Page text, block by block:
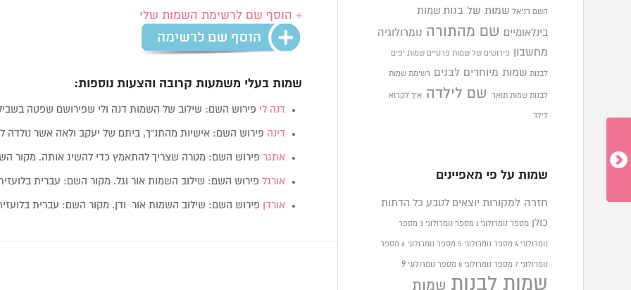
+ הוסף שם לרשימת השמות שלי
שמות בעלי משמעות קרובה והצעות נוספות:
דנה לי פירוש השם: שילוב של השמות דנה ולי שפירושם שפטה
דינה פירוש השם: אישיות מהתנ"ך, ביתם של יעקב ולאה אשר נולדה
אתגר פירוש השם: מטרה שצריך להתאמץ כדי להשיג אותה. מקור
אורגל פירוש השם: שילוב השמות אור וגל. מקור השם: עברית
אורדן פירוש השם: שילוב השמות אור ודן. מקור השם: עברית
השם דניאל שמות של בנות שמות
בינלאומיים שם מהתורה נומרולוגיה
מחשבון פירושים של שמות פרטיים שמות יפים
לבנות שמות מיוחדים לבנים רשימת שמות
לבנות שמות תואר שם לילדה איך לקרוא
לילד
שמות על פי מאפיינים
חזרה למקורות יוצאים לטבע כל הדתות
כולן מספר נומרולוגי 1 מספר נומרולוגי 3 מספר
נומרולוגי 4 מספר נומרולוגי 5 מספר נומרולוגי 6 מספר
נומרולוגי 7 מספר נומרולוגי 8 מספר נומרולוגי9
שמות לבנות שמות